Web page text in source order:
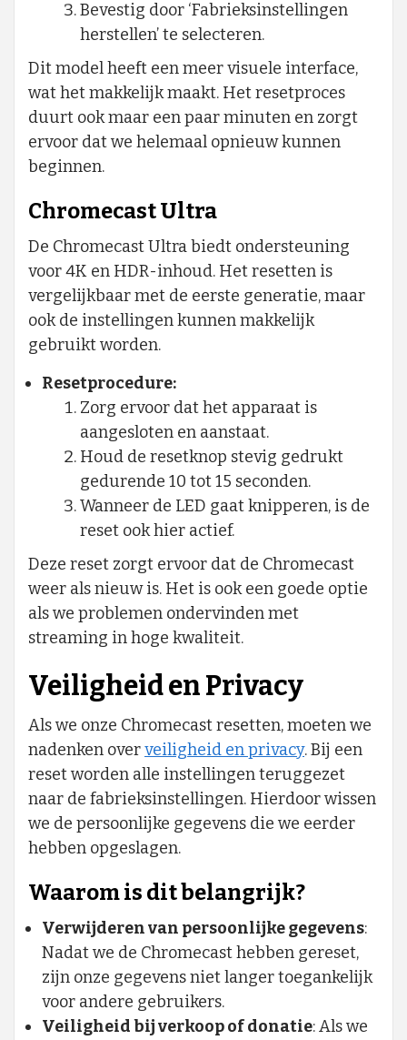
Bevestig door ‘Fabrieksinstellingen
herstellen’ te selecteren.
Dit model heeft een meer visuele interface,
wat het makkelijk maakt. Het resetproces
duurt ook maar een paar minuten en zorgt
ervoor dat we helemaal opnieuw kunnen
beginnen.
Chromecast Ultra
De Chromecast Ultra biedt ondersteuning
voor 4K en HDR-inhoud. Het resetten is
vergelijkbaar met de eerste generatie, maar
ook de instellingen kunnen makkelijk
gebruikt worden.
Resetprocedure:
Zorg ervoor dat het apparaat is
aangesloten en aanstaat.
Houd de resetknop stevig gedrukt
gedurende 10 tot 15 seconden.
Wanneer de LED gaat knipperen, is de
reset ook hier actief.
Deze reset zorgt ervoor dat de Chromecast
weer als nieuw is. Het is ook een goede optie
als we problemen ondervinden met
streaming in hoge kwaliteit.
Veiligheid en Privacy
Als we onze Chromecast resetten, moeten we
nadenken overveiligheid en privacy. Bij een
reset worden alle instellingen teruggezet
naar de fabrieksinstellingen. Hierdoor wissen
we de persoonlijke gegevens die we eerder
hebben opgeslagen.
Waarom is dit belangrijk?
Verwijderen van persoonlijke gegevens:
Nadat we de Chromecast hebben gereset,
zijn onze gegevens niet langer toegankelijk
voor andere gebruikers.
Veiligheid bij verkoop of donatie: Als we